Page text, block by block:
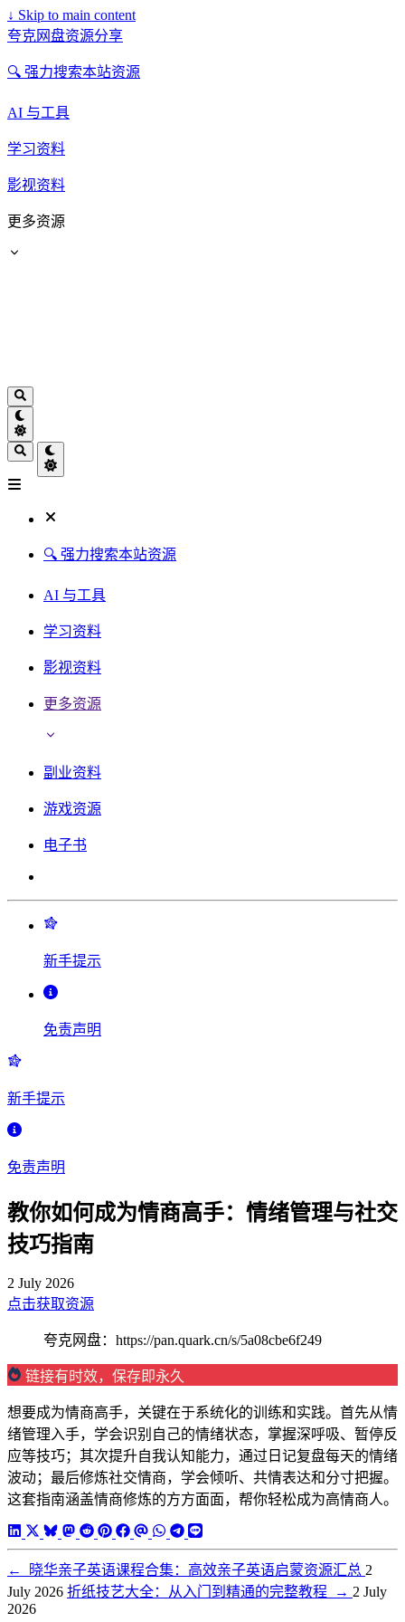
↓ Skip to main content
夸克网盘资源分享
🔍 强力搜索本站资源
AI 与工具
学习资料
影视资料
更多资源
🔍 强力搜索本站资源
AI 与工具
学习资料
影视资料
更多资源
副业资料
游戏资源
电子书
新手提示
免责声明
新手提示
免责声明
教你如何成为情商高手：情绪管理与社交
技巧指南
2 July 2026
点击获取资源
夸克网盘：https://pan.quark.cn/s/5a08cbe6f249
链接有时效，保存即永久
想要成为情商高手，关键在于系统化的训练和实践。首先从情
绪管理入手，学会识别自己的情绪状态，掌握深呼吸、暂停反
应等技巧；其次提升自我认知能力，通过日记复盘每天的情绪
波动；最后修炼社交情商，学会倾听、共情表达和分寸把握。
这套指南涵盖情商修炼的方方面面，帮你轻松成为高情商人。
← 晓华亲子英语课程合集：高效亲子英语启蒙资源汇总 2
July 2026 折纸技艺大全：从入门到精通的完整教程 → 2 July
2026